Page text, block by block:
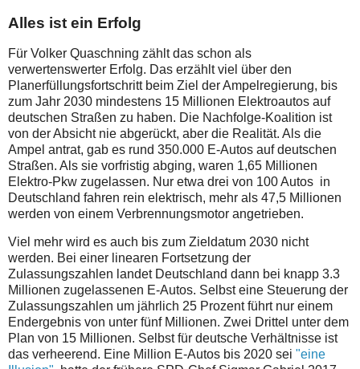
Alles ist ein Erfolg
Für Volker Quaschning zählt das schon als
verwertenswerter Erfolg. Das erzählt viel über den
Planerfüllungsfortschritt beim Ziel der Ampelregierung, bis
zum Jahr 2030 mindestens 15 Millionen Elektroautos auf
deutschen Straßen zu haben. Die Nachfolge-Koalition ist
von der Absicht nie abgerückt, aber die Realität. Als die
Ampel antrat, gab es rund 350.000 E-Autos auf deutschen
Straßen. Als sie vorfristig abging, waren 1,65 Millionen
Elektro-Pkw zugelassen. Nur etwa drei von 100 Autos in
Deutschland fahren rein elektrisch, mehr als 47,5 Millionen
werden von einem Verbrennungsmotor angetrieben.
Viel mehr wird es auch bis zum Zieldatum 2030 nicht
werden. Bei einer linearen Fortsetzung der
Zulassungszahlen landet Deutschland dann bei knapp 3.3
Millionen zugelassenen E-Autos. Selbst eine Steuerung der
Zulassungszahlen um jährlich 25 Prozent führt nur einem
Endergebnis von unter fünf Millionen. Zwei Drittel unter dem
Plan von 15 Millionen. Selbst für deutsche Verhältnisse ist
das verheerend. Eine Million E-Autos bis 2020 sei "eine